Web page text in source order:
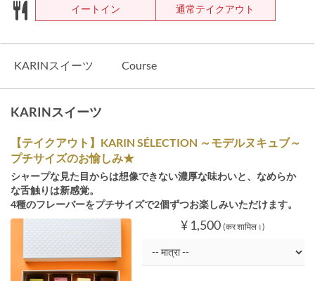
イートイン
通常テイクアウト
KARINスイーツ Course
KARINスイーツ
【テイクアウト】KARIN SÉLECTION ～モデルヌキュブ～
プチサイズのお愉しみ★
シャープな見た目からは想像できない濃厚な味わいと、なめらか
な舌触りは新感覚。
4種のフレーバーをプチサイズで2個ずつお楽しみいただけます。
¥ 1,500 (कर शामिल।)